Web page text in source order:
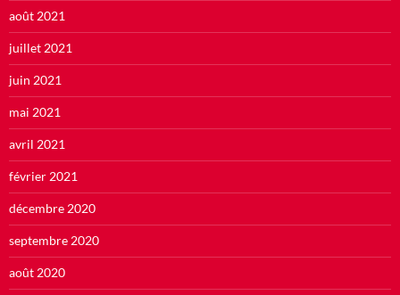
août 2021
juillet 2021
juin 2021
mai 2021
avril 2021
février 2021
décembre 2020
septembre 2020
août 2020